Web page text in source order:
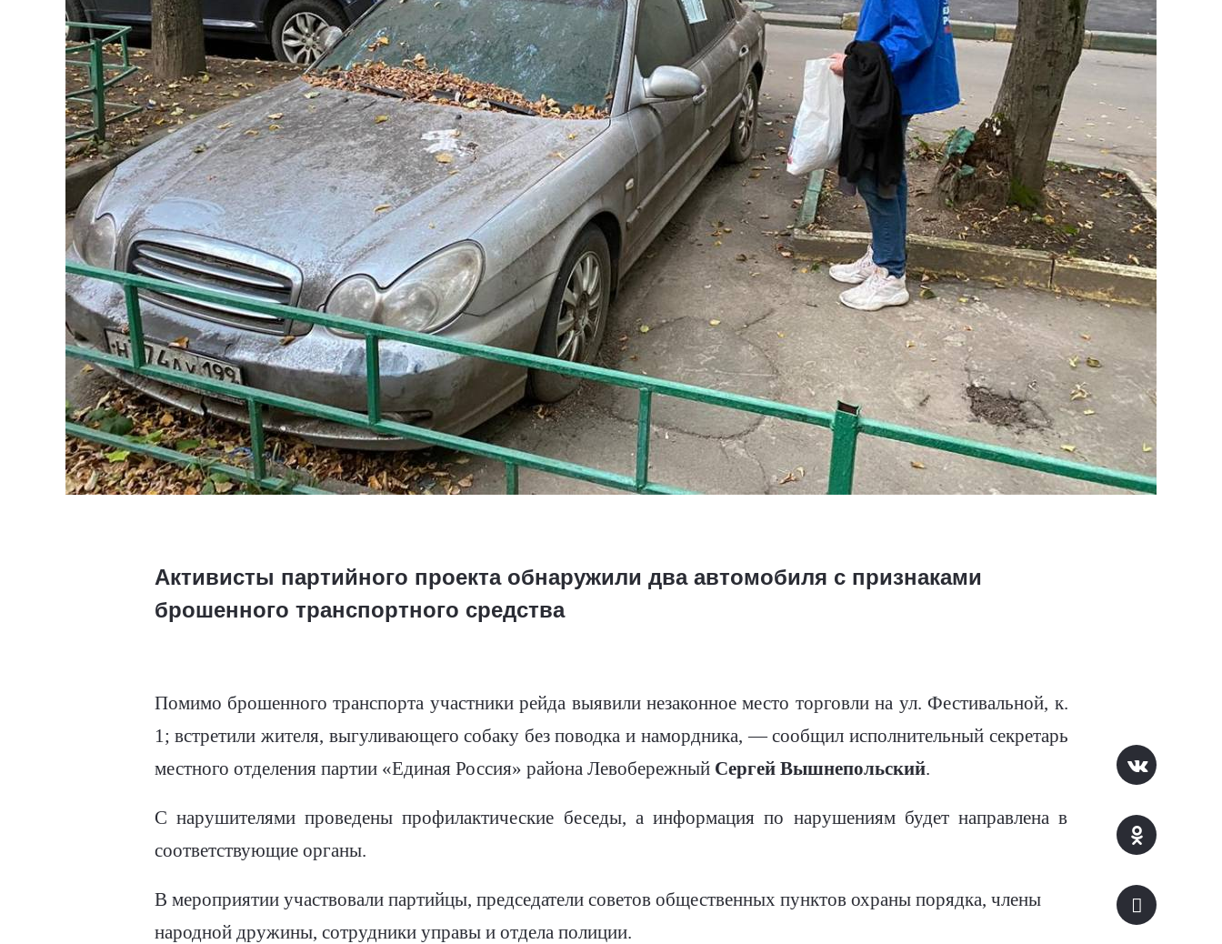
Активисты партийного проекта обнаружили два автомобиля с признаками
брошенного транспортного средства
Помимо брошенного транспорта участники рейда выявили незаконное место торговли на ул. Фестивальной, к.
1; встретили жителя, выгуливающего собаку без поводка и намордника, — сообщил исполнительный секретарь
местного отделения партии «Единая Россия» района Левобережный Сергей Вышнепольский.
С нарушителями проведены профилактические беседы, а информация по нарушениям будет направлена в
соответствующие органы.
В мероприятии участвовали партийцы, председатели советов общественных пунктов охраны порядка, члены
народной дружины, сотрудники управы и отдела полиции.